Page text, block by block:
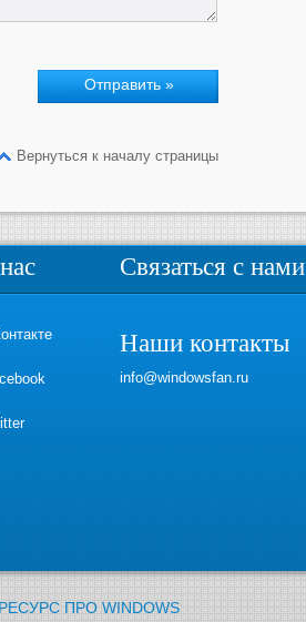
Вернуться к началу страницы
Связаться с нами
Наши контакты
info@windowsfan.ru
ПРО WINDOWS